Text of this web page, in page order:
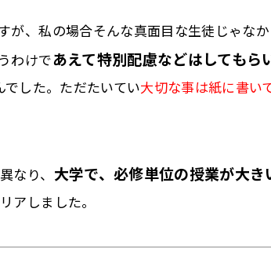
が、私の場合そんな真面目な生徒じゃなか
わけであえて特別配慮などはしてもら
でした。ただたいてい大切な事は紙に書い
なり、 大学で、 必修単位の授業が大
アしました。